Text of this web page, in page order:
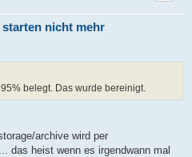
starten nicht mehr
belegt. Das wurde bereinigt.
archive wird per
das heist wenn es irgendwann mal